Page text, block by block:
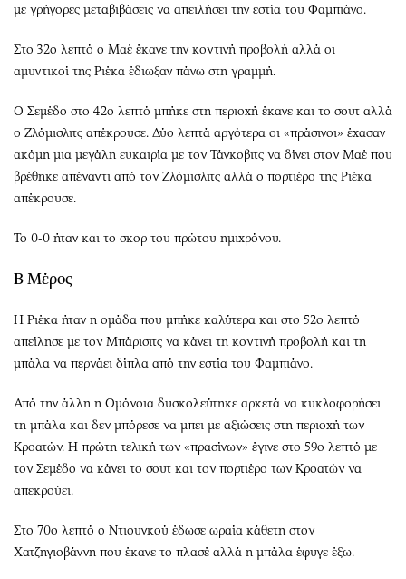
με γρήγορες μεταβιβάσεις να απειλήσει την εστία του Φαμπιάνο.
Στο 32ο λεπτό ο Μαέ έκανε την κοντινή προβολή αλλά οι
αμυντικοί της Ριέκα έδιωξαν πάνω στη γραμμή.
Ο Σεμέδο στο 42ο λεπτό μπήκε στη περιοχή έκανε και το σουτ αλλά
ο Ζλόμισλιτς απέκρουσε. Δύο λεπτά αργότερα οι «πράσινοι» έχασαν
ακόμη μια μεγάλη ευκαιρία με τον Τάνκοβιτς να δίνει στον Μαέ που
βρέθηκε απέναντι από τον Ζλόμισλιτς αλλά ο πορτιέρο της Ριέκα
απέκρουσε.
Το 0-0 ήταν και το σκορ του πρώτου ημιχρόνου.
Β Μέρος
Η Ριέκα ήταν η ομάδα που μπήκε καλύτερα και στο 52ο λεπτό
απείλησε με τον Μπάρισιτς να κάνει τη κοντινή προβολή και τη
μπάλα να περνάει δίπλα από την εστία του Φαμπιάνο.
Από την άλλη η Ομόνοια δυσκολεύτηκε αρκετά να κυκλοφορήσει
τη μπάλα και δεν μπόρεσε να μπει με αξιώσεις στη περιοχή των
Κροατών. Η πρώτη τελική των «πρασίνων» έγινε στο 59ο λεπτό με
τον Σεμέδο να κάνει το σουτ και τον πορτιέρο των Κροατών να
απεκρούει.
Στο 70ο λεπτό ο Ντιουνκού έδωσε ωραία κάθετη στον
Χατζηγιοβάννη που έκανε το πλασέ αλλά η μπάλα έφυγε έξω.